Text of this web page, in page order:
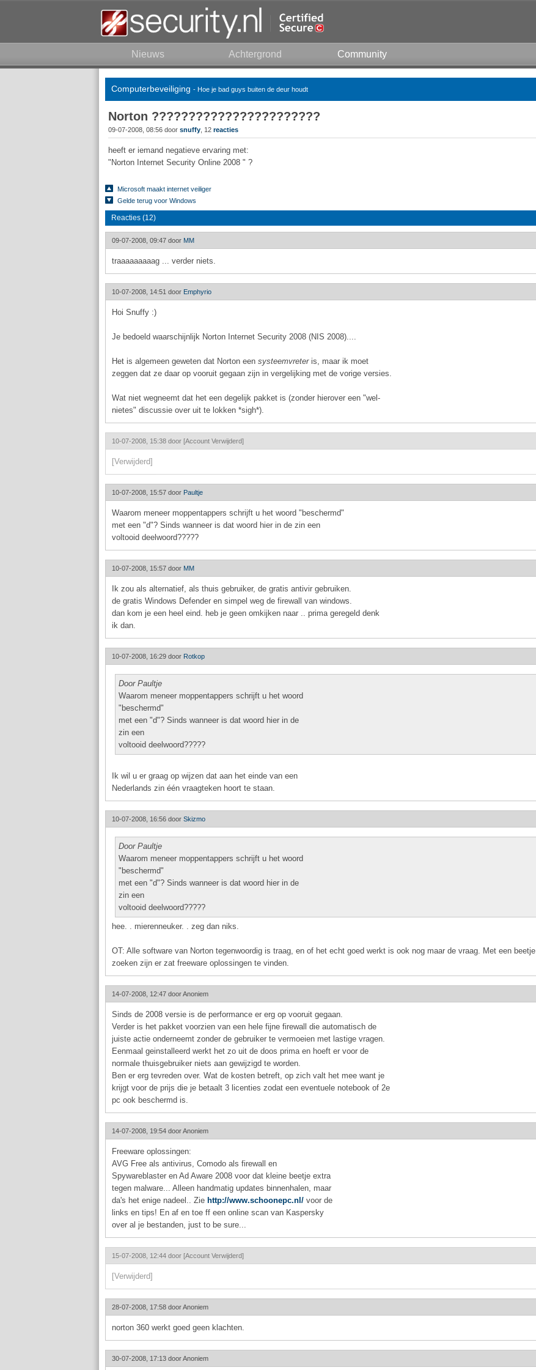
Nieuws Achtergrond Community
Computerbeveiliging - Hoe je bad guys buiten de deur houdt
Norton ???????????????????????
09-07-2008, 08:56 door snuffy , 12 reacties
heeft er iemand negatieve ervaring met:
"Norton Internet Security Online 2008 " ?
Microsoft maakt internet veiliger
Gelde terug voor Windows
Reacties (12)
09-07-2008, 09:47 door MM
traaaaaaaaag ... verder niets.
10-07-2008, 14:51 door Emphyrio
Hoi Snuffy :)
Je bedoeld waarschijnlijk Norton Internet Security 2008 (NIS 2008)....
Het is algemeen geweten dat Norton een systeemvreteris, maar ik moet
zeggen dat ze daar op vooruit gegaan zijn in vergelijking met de vorige versies.
Wat niet wegneemt dat het een degelijk pakket is (zonder hierover een "wel-
nietes" discussie over uit te lokken *sigh*).
10-07-2008, 15:38 door [Account Verwijderd]
[Verwijderd]
10-07-2008, 15:57 door Paultje
Waarom meneer moppentappers schrijft u het woord "beschermd"
met een "d"? Sinds wanneer is dat woord hier in de zin een
voltooid deelwoord?????
10-07-2008, 15:57 door MM
Ik zou als alternatief, als thuis gebruiker, de gratis antivir gebruiken.
de gratis Windows Defender en simpel weg de firewall van windows.
dan kom je een heel eind. heb je geen omkijken naar .. prima geregeld denk
ik dan.
10-07-2008, 16:29 door Rotkop
Door Paultje
Waarom meneer moppentappers schrijft u het woord
"beschermd"
met een "d"? Sinds wanneer is dat woord hier in de
zin een
voltooid deelwoord?????
Ik wil u er graag op wijzen dat aan het einde van een
Nederlands zin één vraagteken hoort te staan.
10-07-2008, 16:56 door Skizmo
Door Paultje
Waarom meneer moppentappers schrijft u het woord
"beschermd"
met een "d"? Sinds wanneer is dat woord hier in de
zin een
voltooid deelwoord?????
hee. . mierenneuker. . zeg dan niks.
OT: Alle software van Norton tegenwoordig is traag, en of het echt goed werkt is ook nog maar de vraag. Met een beetje
zoeken zijn er zat freeware oplossingen te vinden.
14-07-2008, 12:47 doorAnoniem
Sinds de 2008 versie is de performance er erg op vooruit gegaan.
Verder is het pakket voorzien van een hele fijne firewall die automatisch de
juiste actie onderneemt zonder de gebruiker te vermoeien met lastige vragen.
Eenmaal geinstalleerd werkt het zo uit de doos prima en hoeft er voor de
normale thuisgebruiker niets aan gewijzigd te worden.
Ben er erg tevreden over. Wat de kosten betreft, op zich valt het mee want je
krijgt voor de prijs die je betaalt 3 licenties zodat een eventuele notebook of 2e
pc ook beschermd is.
14-07-2008, 19:54 doorAnoniem
Freeware oplossingen:
AVG Free als antivirus, Comodo als firewall en
Spywareblaster en Ad Aware 2008 voor dat kleine beetje extra
tegen malware... Alleen handmatig updates binnenhalen, maar
da's het enige nadeel.. Zie http://www.schoonepc.nl/ voor de
links en tips! En af en toe ff een online scan van Kaspersky
over al je bestanden, just to be sure...
15-07-2008, 12:44 door [Account Verwijderd]
[Verwijderd]
28-07-2008, 17:58 doorAnoniem
norton 360 werkt goed geen klachten.
30-07-2008, 17:13 doorAnoniem